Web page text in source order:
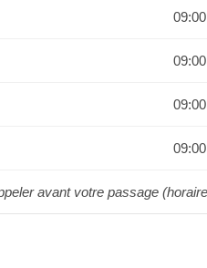
avant votre passage